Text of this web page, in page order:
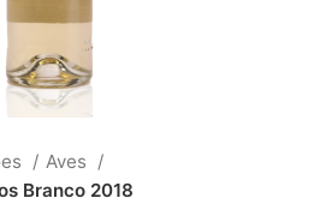
Aves
Branco 2018